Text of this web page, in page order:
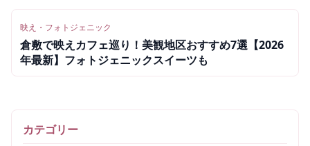
映え・フォトジェニック
倉敷で映えカフェ巡り！美観地区おすすめ7選【2026
年最新】フォトジェニックスイーツも
カテゴリー